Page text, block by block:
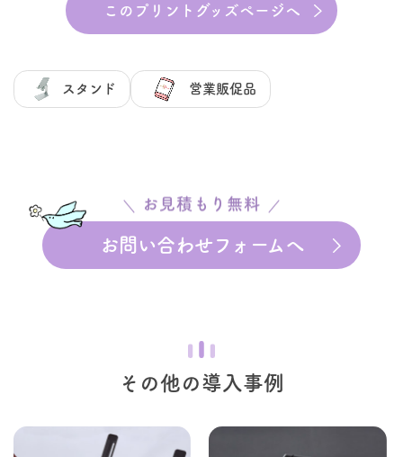
このプリントグッズページへ
スタンド 営業販促品
お見積もり無料
お問い合わせフォームへ
その他の導入事例